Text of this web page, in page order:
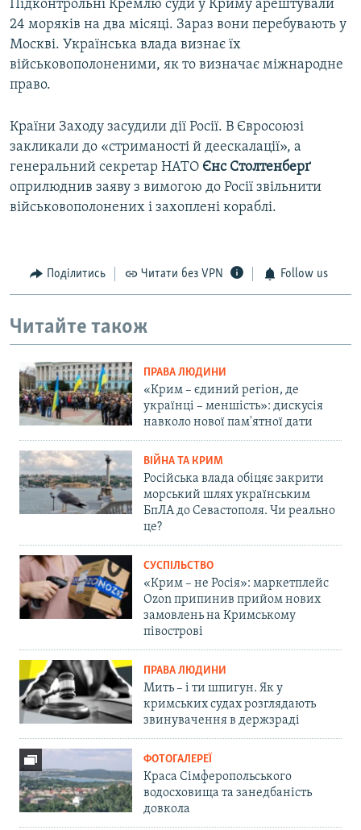
Підконтрольні Кремлю суди у Криму арештували
24 моряків на два місяці. Зараз вони перебувають у
Москві. Українська влада визнає їх
військовополоненими, як то визначає міжнародне
право.
Країни Заходу засудили дії Росії. В Євросоюзі
закликали до «стриманості й деескалації», а
генеральний секретар НАТО Єнс Столтенберґ
оприлюднив заяву з вимогою до Росії звільнити
військовополонених і захоплені кораблі.
Поділитись Читати без VPN Follow us
Читайте також
ПРАВА ЛЮДИНИ
«Крим – єдиний регіон, де
українці – меншість»: дискусія
навколо нової пам'ятної дати
ВІЙНА ТА КРИМ
Російська влада обіцяє закрити
морський шлях українським
БпЛА до Севастополя. Чи реально
це?
СУСПІЛЬСТВО
«Крим – не Росія»: маркетплейс
Ozon припинив прийом нових
замовлень на Кримському
півострові
ПРАВА ЛЮДИНИ
Мить – і ти шпигун. Як у
кримських судах розглядають
звинувачення в держзраді
ФОТОГАЛЕРЕЇ
Краса Сімферопольського
водосховища та занедбаність
довкола